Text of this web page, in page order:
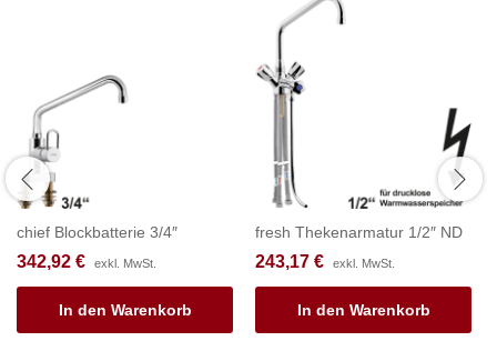
chief Blockbatterie 3/4″
342,92 € exkl. MwSt.
In den Warenkorb
fresh Thekenarmatur 1/2″ ND
243,17 € exkl. MwSt.
In den Warenkorb